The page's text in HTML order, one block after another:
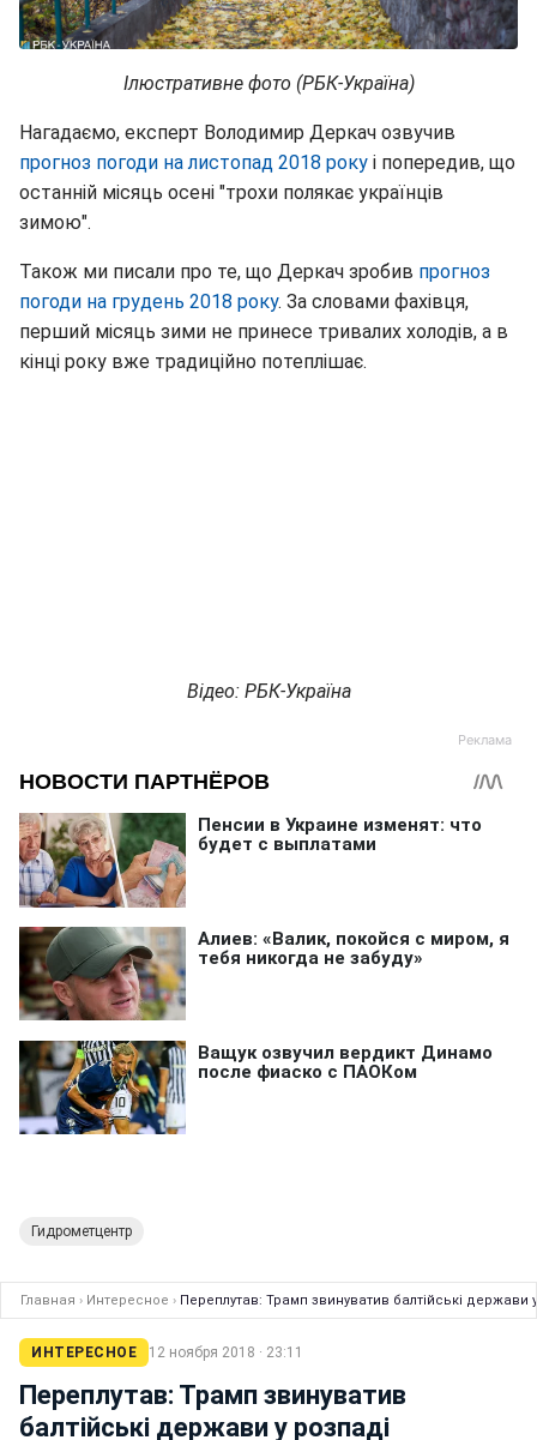
Ілюстративне фото (РБК-Україна)
Нагадаємо, експерт Володимир Деркач озвучив
прогноз погоди на листопад 2018 року і попередив, що
останній місяць осені "трохи полякає українців
зимою".
Також ми писали про те, що Деркач зробив прогноз
погоди на грудень 2018 року. За словами фахівця,
перший місяць зими не принесе тривалих холодів, а в
кінці року вже традиційно потеплішає.
Відео: РБК-Україна
Гидрометцентр
Главная › Интересное › Переплутав: Трамп звинуватив балтійські держави
ИНТЕРЕСНОЕ 12 ноября 2018 · 23:11
Переплутав: Трамп звинуватив
балтійські держави у розпаді